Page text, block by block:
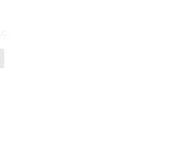
черные с желтым